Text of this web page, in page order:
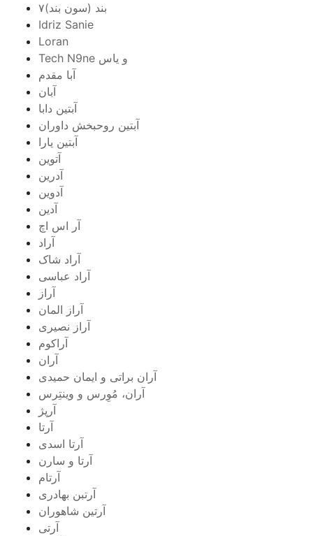
۷بند (سون بند)
Idriz Sanie
Loran
Tech N9ne و یاس
آبا مقدم
آبان
آبتین دابا
آبتین روحبخش داوران
آبتین یارا
آتوین
آدرین
آدوین
آدین
آر اس اچ
آراد
آراد شاک
آراد عباسی
آراز
آراز المان
آراز نصیری
آراکوم
آران
آران براتی و ایمان حمیدی
آران، مُوِرس و وینتِرس
آرپژ
آرتا
آرتا اسدی
آرتا و سارن
آرتام
آرتبن بهادری
آرتين شاهوران
آرتی